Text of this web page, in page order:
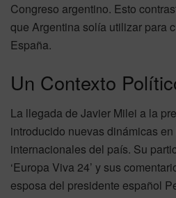
Congreso argentino. Esto
que Argentina solía utilizar para
España.
Un Contexto
La llegada de Javier Milei a la
introducido nuevas dinámicas
internacionales del país. Su
‘Europa Viva 24’ y sus
esposa del presidente español